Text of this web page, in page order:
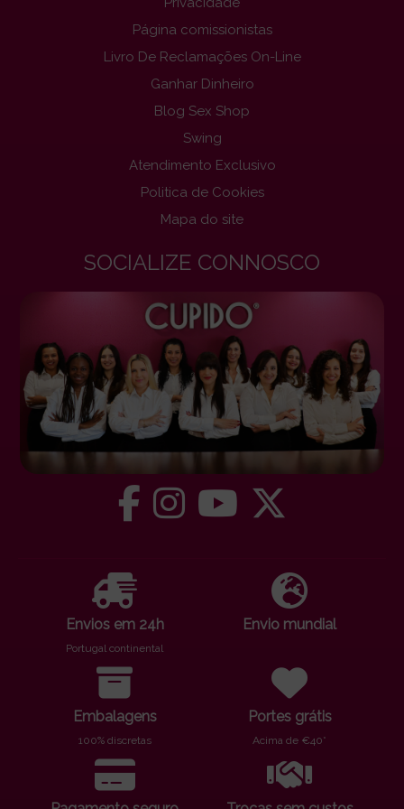
Página comissionistas
Livro De Reclamações On-Line
Ganhar Dinheiro
Blog Sex Shop
Swing
Atendimento Exclusivo
Politica de Cookies
Mapa do site
SOCIALIZE CONNOSCO
Envios em 24h
Portugal continental
Envio mundial
Embalagens
100% discretas
Portes grátis
Acima de €40*